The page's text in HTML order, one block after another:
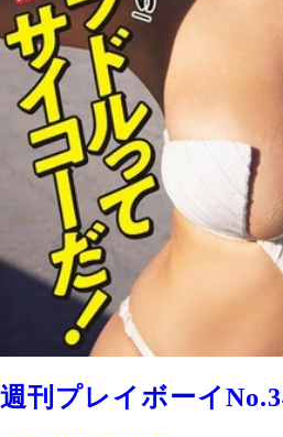
週刊プレイボーイ